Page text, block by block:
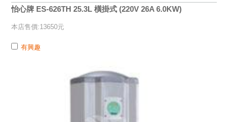
怡心牌 ES-626TH 25.3L 橫掛式 (220V 26A 6.0KW)
本店售價:13650元
有興趣